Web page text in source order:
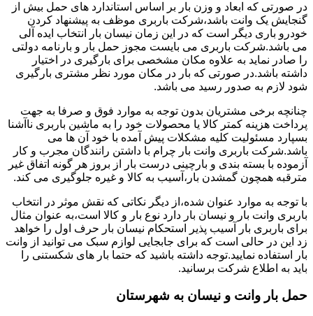
در صورتی که ابعاد و وزن بار بر اساس استاندارد های حمل بیش از
گنجایش یک وانت باشد،شرکت باربری موظف به پیشنهاد کردن
خودرو باری دیگر است که در این زمان نیسان بار انتخاب ایده آلی
می باشد.شرکت باربری می بایست مجوز حمل بار و بارنامه دولتی
را صادر نماید به علاوه مکان مشخصی برای بارگیری در اختیار
داشته باشد.در صورتی که بار در مکان مورد نظر مشتری بارگیری
شود لازم به صدور رسید می باشد.
چنانچه برخی مشتریان بدون توجه به موارد فوق و صرفا به جهت
پرداخت هزینه کمتر کالا یا محصولات خود را به ماشین باربری ناآشنا
بسپارد مسئولیت کلیه مشکلات پیش آمده با خود آن ها می
باشد.شرکت باربری وانت بار چرام با داشتن رانندگان مجرب و کار
آزموده با بسته بندی و بارچینی درست بار از بروز هر گونه اتفاق غیر
مترقبه همچون گمشدن بار،آسیب به کالا و غیره جلوگیری می کند.
با توجه به موارد عنوان شده،از دیگر نکاتی که نقش موثر در انتخاب
باربری وانت بار و نیسان بار دارد نوع بار و کالا است،به عنوان مثال
برای باربری بار آسیب پذیر استحکام نیسان بار حرف اول را خواهد
زد این در حالی است که برای جابجایی لوازم سبک می توانید از وانت
بار استفاده نمایید.توجه داشته باشید که حتما بار های شکستنی را
باید به اطلاع شرکت برسانید.
حمل بار وانت و نیسان به شهرستان